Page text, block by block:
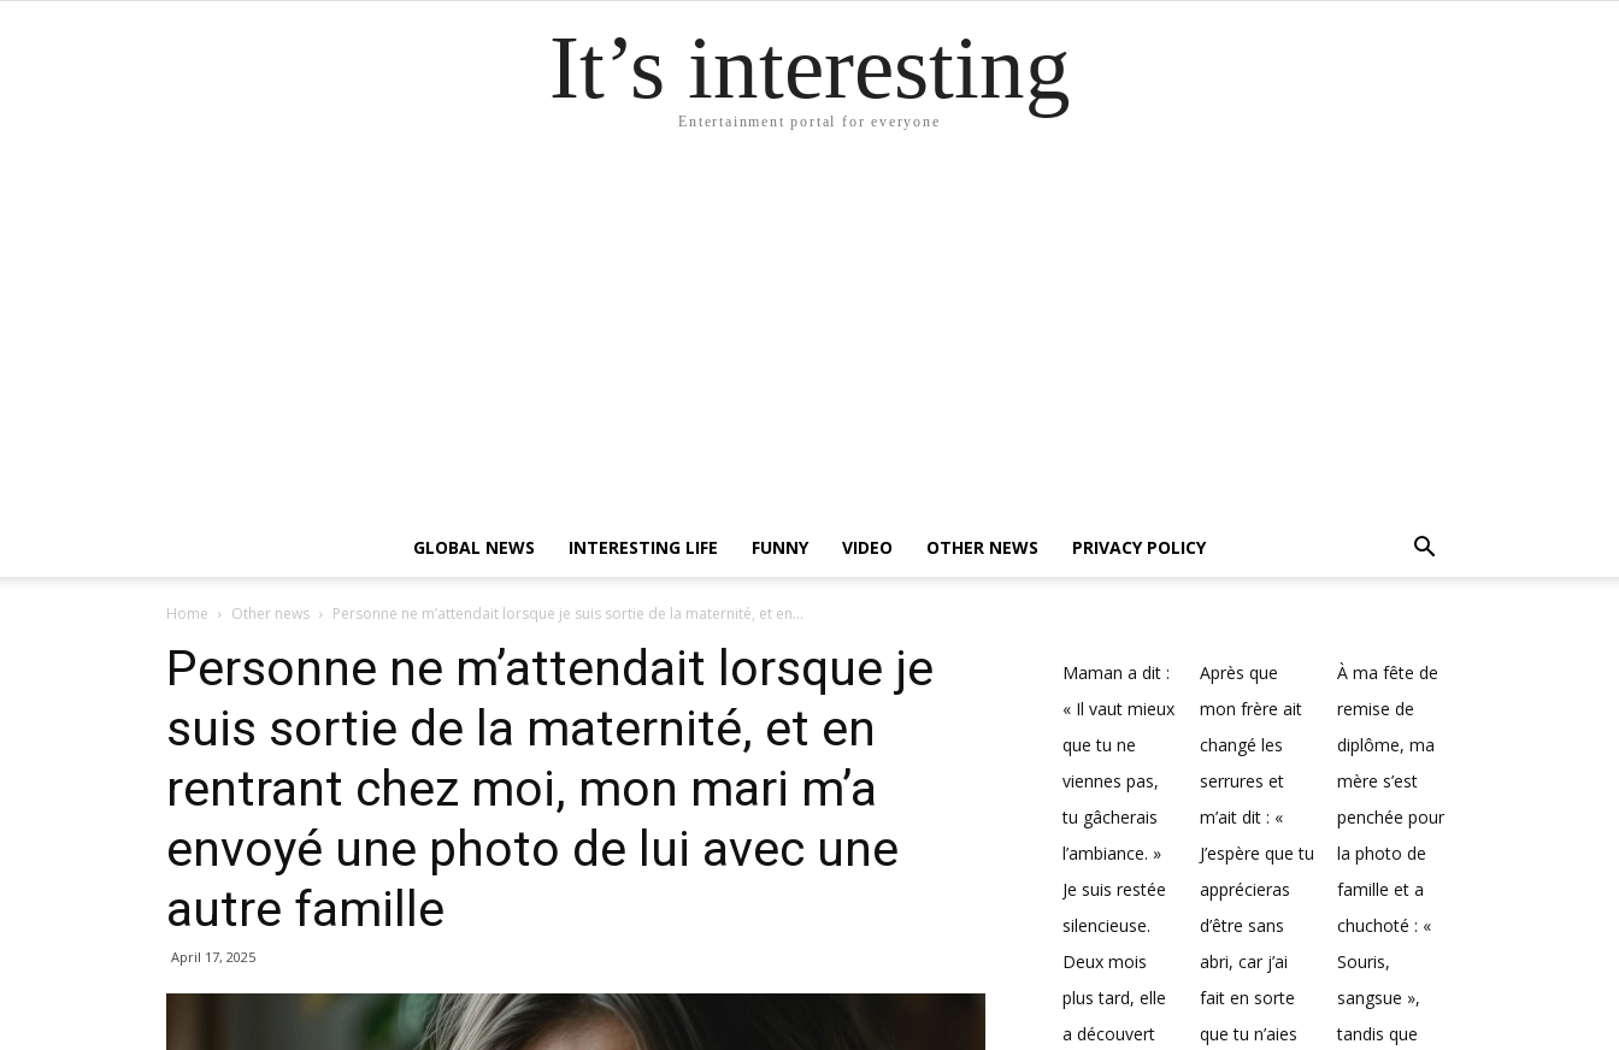
It’s interesting
Entertainment portal for everyone
GLOBAL NEWS INTERESTING LIFE FUNNY VIDEO OTHER NEWS PRIVACY POLICY
Home Other news Personne ne m’attendait lorsque je suis sortie de la maternité, et en...
Personne ne m’attendait lorsque je
suis sortie de la maternité, et en
rentrant chez moi, mon mari m’a
envoyé une photo de lui avec une
autre famille
April 17, 2025
Maman a dit :
« Il vaut mieux
que tu ne
viennes pas,
tu gâcherais
l’ambiance. »
Je suis restée
silencieuse.
Deux mois
plus tard, elle
a découvert
Après que
mon frère ait
changé les
serrures et
m’ait dit : «
J’espère que tu
apprécieras
d’être sans
abri, car j’ai
fait en sorte
que tu n’aies
À ma fête de
remise de
diplôme, ma
mère s’est
penchée pour
la photo de
famille et a
chuchoté : «
Souris,
sangsue »,
tandis que